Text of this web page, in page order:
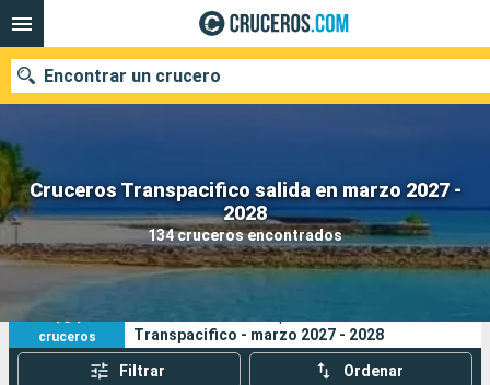
Cruceros Transpacifico salida en marzo 2027 -
2028
134 cruceros encontrados
Encontrar un crucero
Nuestros destinos
Fecha de salida
Puertos
Buscar
134
cruceros
Transpacifico - marzo 2027 - 2028
Filtrar Ordenar